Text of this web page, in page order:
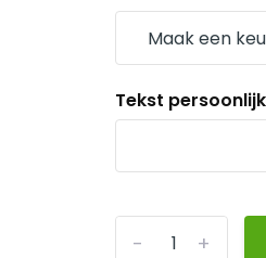
Tekst
+
-